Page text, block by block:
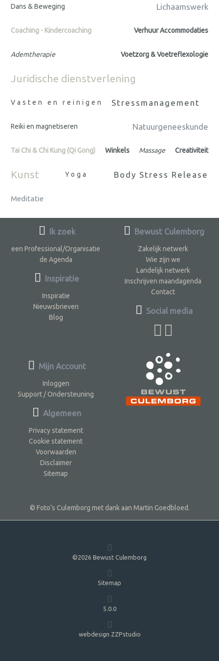
Dans & Beweging Lichaamswerk
Coaching - Kindercoaching Verhuur Accommodaties
Ademtherapie Voetzorg & Voetreflexologie
Juridische dienstverlening
Vasten en reinigen Stressmanagement
Reiki en magnetiseren Natuurgeneeskunde
Tai Chi & Chi Kung (Qi Gong) Winkels Massage Creativiteit
Kunst Yoga Body Stress Release
Meditatie
Ik zoek
een Professional/Organisatie
de Agenda
Inspiratie
Inspiratie
Nieuwsbrieven
Blog
Bewust Culemborg
Zakelijk netwerk
Wie zijn we
Landelijk netwerk
Inschrijven maandagenda
Contact
Social media
Mijn Account
Inloggen
Support / Ondersteuning
Algemeen
Privacy statement
Cookie statement
Voorwaarden
Disclaimer
Sitemap
© Foto’s Culemborg met dank aan Martin Goedbloed.
©2026 Bewust Culemborg
Sitemap
5.0.0
webdesign ZZPstudio